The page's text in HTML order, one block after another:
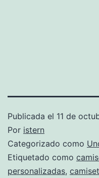
Publicada el 11 de
Por istern
Categorizado como
Etiquetado como
personalizadas,